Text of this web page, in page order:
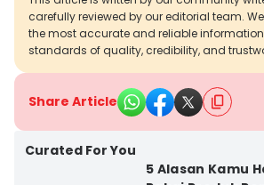
carefully reviewed by our editorial team.
the most accurate and reliable
standards of quality, credibility, and
Share Article
Curated For You
5 Alasan Kamu